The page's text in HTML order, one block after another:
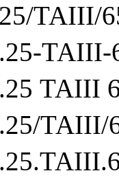
ТАIII/
ТАIII-
ТАIII
ТАIII/